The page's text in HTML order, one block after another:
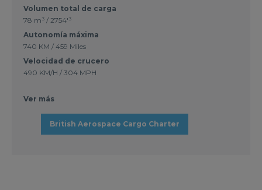
Volumen total de carga
78 m³ / 2754'³
Autonomía máxima
740 KM / 459 Miles
Velocidad de crucero
490 KM/H / 304 MPH
Ver más
British Aerospace Cargo Charter